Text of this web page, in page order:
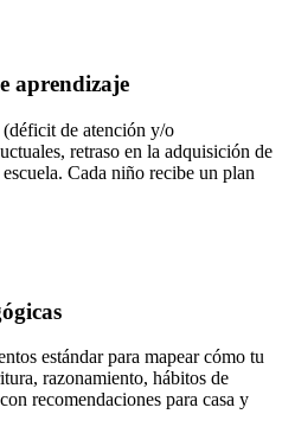
aprendizaje
de atención y/o
retraso en la adquisición de
Cada niño recibe un plan
estándar para mapear cómo tu
razonamiento, hábitos de
recomendaciones para casa y